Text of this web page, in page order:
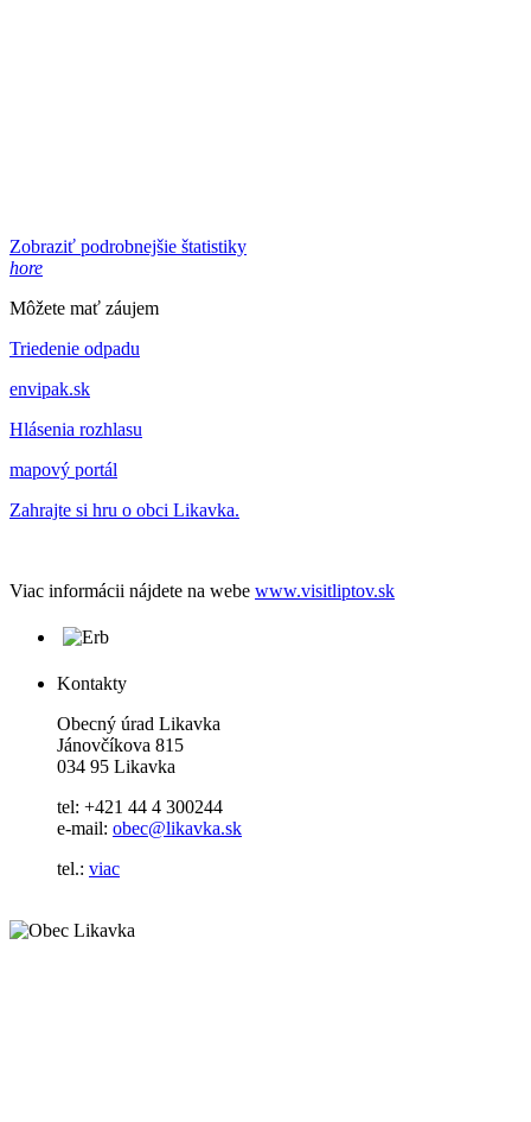
Zobraziť podrobnejšie štatistiky
hore
Môžete mať záujem
Triedenie odpadu
envipak.sk
Hlásenia rozhlasu
mapový portál
Zahrajte si hru o obci Likavka.
Viac informácii nájdete na webe www.visitliptov.sk
Kontakty
Obecný úrad Likavka
Jánovčíkova 815
034 95 Likavka
tel: +421 44 4 300244
e-mail: obec@likavka.sk
tel.: viac